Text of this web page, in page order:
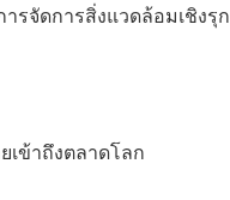
รจัดการสิ่งแวดล้อมเชิงรุก
ข้าถึงตลาดโลก